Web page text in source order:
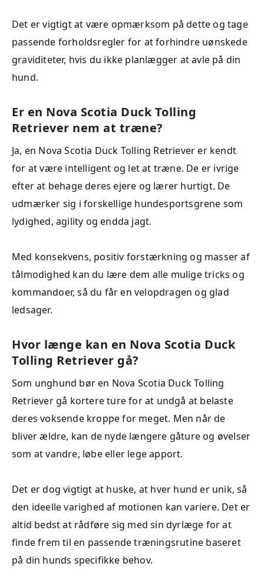
Det er vigtigt at være opmærksom på dette og tage
passende forholdsregler for at forhindre uønskede
graviditeter, hvis du ikke planlægger at avle på din
hund.
Er en Nova Scotia Duck Tolling
Retriever nem at træne?
Ja, en Nova Scotia Duck Tolling Retriever er kendt
for at være intelligent og let at træne. De er ivrige
efter at behage deres ejere og lærer hurtigt. De
udmærker sig i forskellige hundesportsgrene som
lydighed, agility og endda jagt.
Med konsekvens, positiv forstærkning og masser af
tålmodighed kan du lære dem alle mulige tricks og
kommandoer, så du får en velopdragen og glad
ledsager.
Hvor længe kan en Nova Scotia Duck
Tolling Retriever gå?
Som unghund bør en Nova Scotia Duck Tolling
Retriever gå kortere ture for at undgå at belaste
deres voksende kroppe for meget. Men når de
bliver ældre, kan de nyde længere gåture og øvelser
som at vandre, løbe eller lege apport.
Det er dog vigtigt at huske, at hver hund er unik, så
den ideelle varighed af motionen kan variere. Det er
altid bedst at rådføre sig med sin dyrlæge for at
finde frem til en passende træningsrutine baseret
på din hunds specifikke behov.